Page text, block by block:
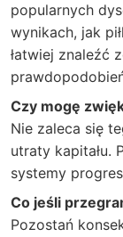
popularnych
wynikach, jak
łatwiej znaleźć
Czy mogę
Nie zaleca się
utraty kapitału.
systemy
Co jeśli
Pozostań